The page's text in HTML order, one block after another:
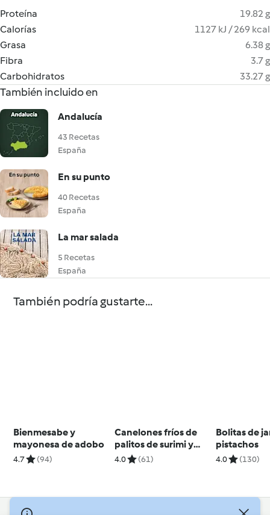
Proteína
19.82 g
Calorías
1127 kJ / 269 kcal
Grasa
6.38 g
Fibra
3.7 g
Carbohidratos
33.27 g
También incluido en
Andalucía
43 Recetas
España
En su punto
40 Recetas
España
La mar salada
5 Recetas
España
También podría gustarte...
Bienmesabe y
mayonesa de adobo
4.7 (94)
Canelones fríos de
palitos de surimi y
jamón
4.0 (61)
Bolitas de
pistachos
4.0 (130)